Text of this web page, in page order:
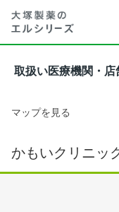
取扱い医療機関・店
マップを見る
かもいクリニッ